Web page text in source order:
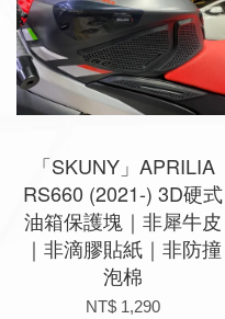
「SKUNY」APRILIA
RS660 (2021-) 3D硬式
油箱保護塊｜非犀牛皮
｜非滴膠貼紙｜非防撞
泡棉
NT$ 1,290